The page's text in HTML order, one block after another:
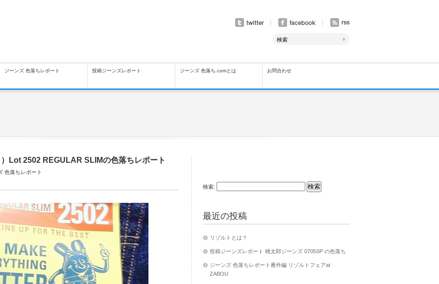
ジーンズ 色落ちレポート 投稿ジーンズレポート ジーンズ 色落ち.comとは お問合わせ
Lot 2502 REGULAR SLIMの色落ちレポート
色落ちレポート
検索:
最近の投稿
リゾルトとは？
投稿ジーンズレポート 桃太郎ジーンズ 0705SP の色落ち
ジーンズ 色落ちレポート番外編 リゾルトフェアat
ZABOU